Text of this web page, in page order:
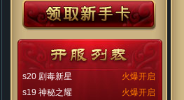
火爆开启
s20 剧毒新星
火爆开启
s19 神秘之耀